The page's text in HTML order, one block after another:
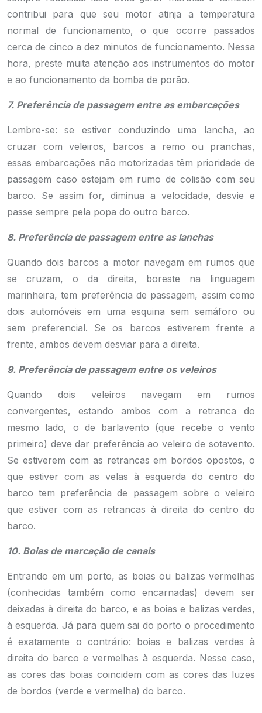
contribui para que seu motor atinja a temperatura
normal de funcionamento, o que ocorre passados
cerca de cinco a dez minutos de funcionamento. Nessa
hora, preste muita atenção aos instrumentos do motor
e ao funcionamento da bomba de porão.
7. Preferência de passagem entre as embarcações
Lembre-se: se estiver conduzindo uma lancha, ao
cruzar com veleiros, barcos a remo ou pranchas,
essas embarcações não motorizadas têm prioridade de
passagem caso estejam em rumo de colisão com seu
barco. Se assim for, diminua a velocidade, desvie e
passe sempre pela popa do outro barco.
8. Preferência de passagem entre as lanchas
Quando dois barcos a motor navegam em rumos que
se cruzam, o da direita, boreste na linguagem
marinheira, tem preferência de passagem, assim como
dois automóveis em uma esquina sem semáforo ou
sem preferencial. Se os barcos estiverem frente a
frente, ambos devem desviar para a direita.
9. Preferência de passagem entre os veleiros
Quando dois veleiros navegam em rumos
convergentes, estando ambos com a retranca do
mesmo lado, o de barlavento (que recebe o vento
primeiro) deve dar preferência ao veleiro de sotavento.
Se estiverem com as retrancas em bordos opostos, o
que estiver com as velas à esquerda do centro do
barco tem preferência de passagem sobre o veleiro
que estiver com as retrancas à direita do centro do
barco.
10. Boias de marcação de canais
Entrando em um porto, as boias ou balizas vermelhas
(conhecidas também como encarnadas) devem ser
deixadas à direita do barco, e as boias e balizas verdes,
à esquerda. Já para quem sai do porto o procedimento
é exatamente o contrário: boias e balizas verdes à
direita do barco e vermelhas à esquerda. Nesse caso,
as cores das boias coincidem com as cores das luzes
de bordos (verde e vermelha) do barco.